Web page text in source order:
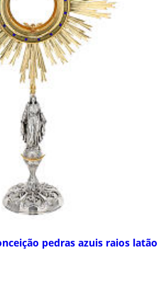
pedras azuis raios latão